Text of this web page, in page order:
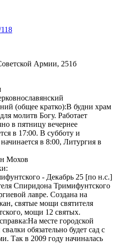
Армии, 251б
(общее кратко):В будни храм
молитв Богу. Работает
в пятницу вечернее
в 17:00. В субботу и
в 8:00, Литургия в
Мохов
- Декабрь 25 [по н.с.]
Спиридона Тримифунтского
лавре. Создана на
святые мощи святителя
мощи 12 святых.
На месте городской
обязательно будет сад с
Так в 2009 году начиналась